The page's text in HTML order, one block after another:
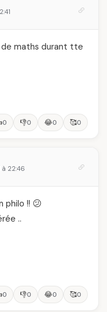
maths durant tte
0 👎0 😂0 🥰0
à 22:46
philo !! 😕
..
0 👎0 😂0 🥰0